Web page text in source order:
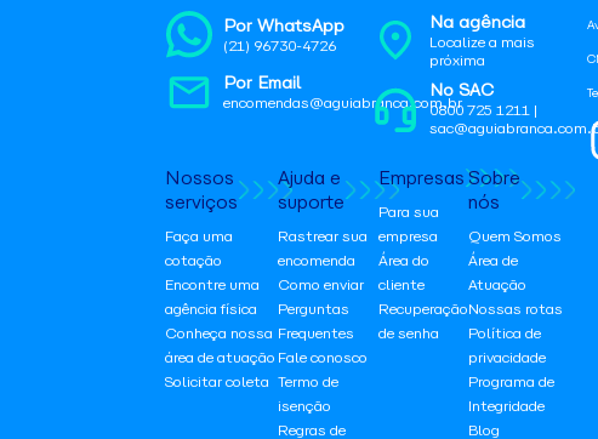
Por WhatsApp
(21) 96730-4726
Por Email
encomendas@aguiabranca.com.br
Na agência
Localize a mais
próxima
No SAC
0800 725 1211 |
Nossos
serviços
Faça uma
cotação
Encontre uma
agência física
Conheça nossa
área de atuação
Solicitar coleta
Ajuda e
suporte
Rastrear sua
encomenda
Como enviar
Perguntas
Frequentes
Fale conosco
Termo de
isenção
Regras de
Empresas
Para sua
empresa
Área do
cliente
Recuperação
de senha
Sobre
nós
Quem Somos
Área de
Atuação
Nossas rotas
Política de
privacidade
Programa de
Integridade
Blog